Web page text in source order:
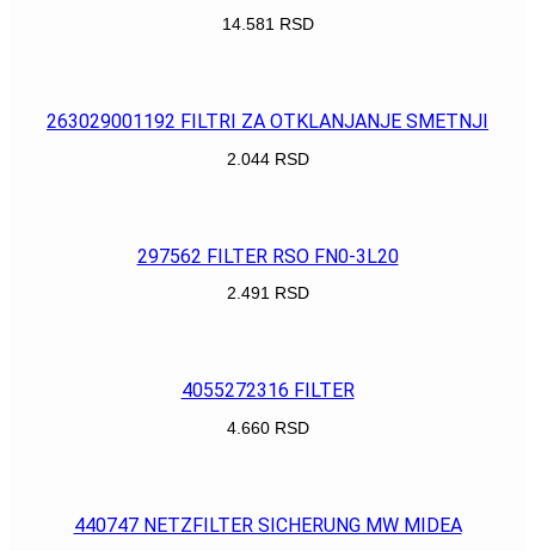
14.581 RSD
263029001192 FILTRI ZA OTKLANJANJE SMETNJI
2.044 RSD
297562 FILTER RSO FN0-3L20
2.491 RSD
4055272316 FILTER
4.660 RSD
440747 NETZFILTER SICHERUNG MW MIDEA